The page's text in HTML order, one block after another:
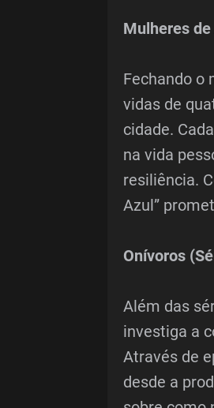
Mulheres
Fechando o
vidas de
cidade.
na vida
resiliência.
Azul”
Onívoros
Além das
investiga a
Através de
desde a